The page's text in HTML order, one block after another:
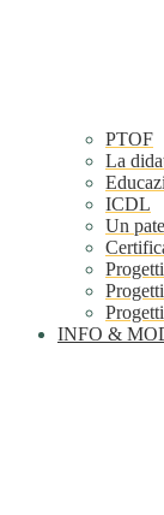
PTOF
La
ICDL
Un
INFO &